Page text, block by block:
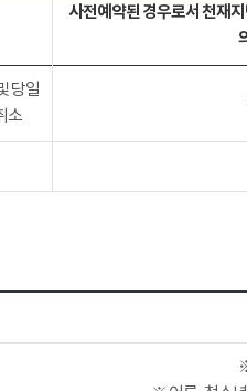
사전예약된 경우로서 천재
당일
소